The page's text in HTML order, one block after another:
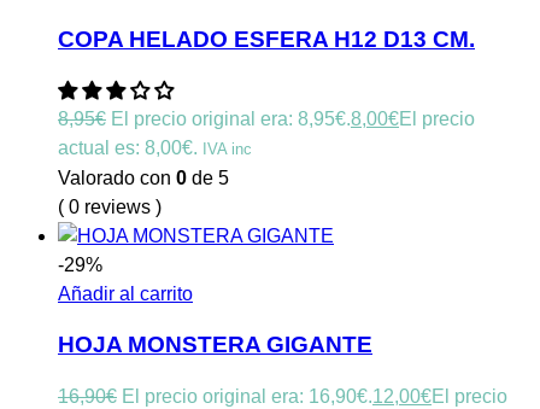
COPA HELADO ESFERA H12 D13 CM.
8,95€ El precio original era: 8,95€.8,00€El precio
actual es: 8,00€. IVA inc
Valorado con 0 de 5
( 0 reviews )
-29%
Añadir al carrito
HOJA MONSTERA GIGANTE
16,90€ El precio original era: 16,90€.12,00€El precio